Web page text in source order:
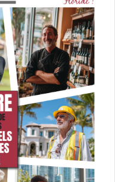
point d’ancrage
préfère la norme du
profondeur.Bernard
à Miami il y a
3 étage »